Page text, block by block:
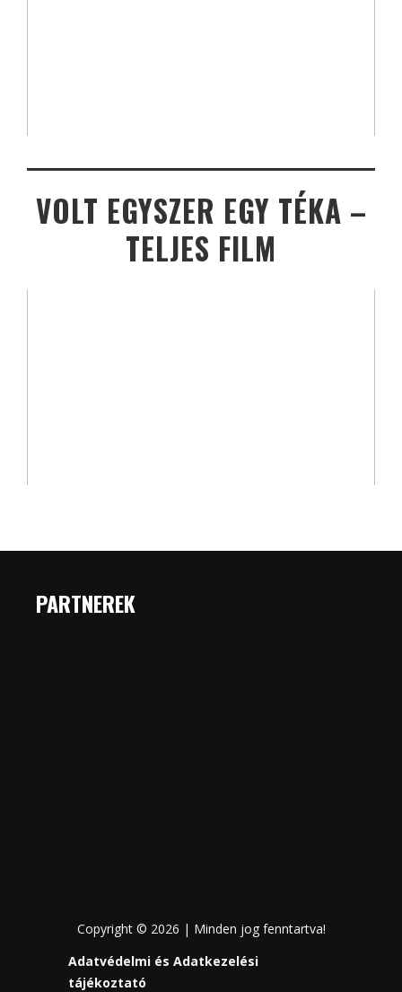
VOLT EGYSZER EGY TÉKA –
TELJES FILM
PARTNEREK
Copyright © 2026 | Minden jog fenntartva!
Adatvédelmi és Adatkezelési
tájékoztató